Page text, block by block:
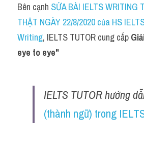
Idiom
Grammar
Cách dùng từ
Bên cạnh SỬA BÀI IELTS WRITING
THẬT NGÀY 22/8/2020 của HS
Writing, IELTS TUTOR cung cấp
eye to eye"
IELTS TUTOR hướng
(thành ngữ) trong